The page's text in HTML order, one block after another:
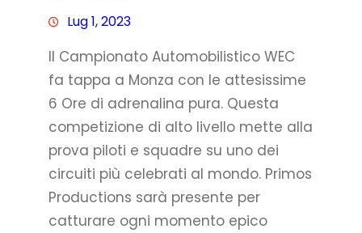
Lug 1, 2023
Il Campionato Automobilistico WEC
fa tappa a Monza con le attesissime
6 Ore di adrenalina pura. Questa
competizione di alto livello mette alla
prova piloti e squadre su uno dei
circuiti più celebrati al mondo. Primos
Productions sarà presente per
catturare ogni momento epico